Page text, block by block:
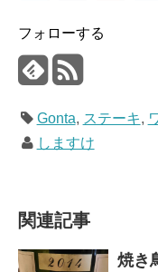
フォローする
Gonta, ステーキ,
しますけ
関連記事
焼き